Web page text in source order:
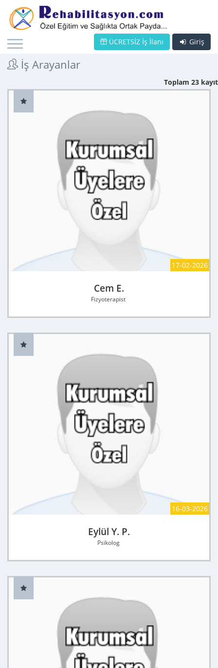
Giriş
ÜCRETSİZ İş İlanı
İş Arayanlar
Toplam 23 kayıt
17-02-2026
Cem E.
Fizyoterapist
16-03-2026
Eylül Y. P.
Psikolog